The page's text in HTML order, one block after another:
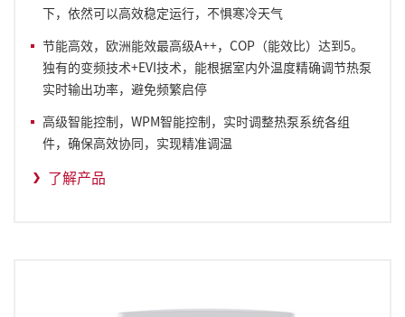
下，依然可以高效稳定运行，不惧寒冷天气
节能高效，欧洲能效最高级A++，COP（能效比）达到5。
独有的变频技术+EVI技术，能根据室内外温度精确调节热泵
实时输出功率，避免频繁启停
高级智能控制，WPM智能控制，实时调整热泵系统各组
件，确保高效协同，实现精准调温
了解产品